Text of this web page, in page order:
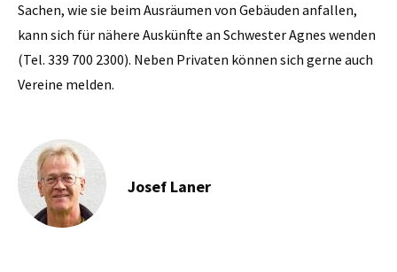
Sachen, wie sie beim Ausräumen von Gebäuden anfallen,
kann sich für nähere Auskünfte an Schwester Agnes wenden
(Tel. 339 700 2300). Neben Privaten können sich gerne auch
Vereine melden.
Josef Laner